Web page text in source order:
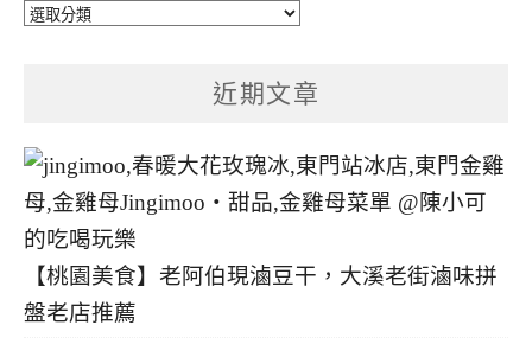
文
近期文章
【桃園美食】老阿伯現滷豆干，大溪老街滷味拼
盤老店推薦